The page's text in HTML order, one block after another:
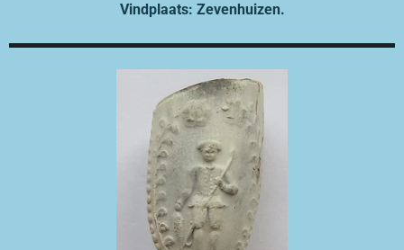
Vindplaats: Zevenhuizen.